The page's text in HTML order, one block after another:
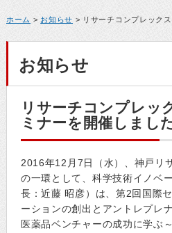
ホーム > お知らせ > リサーチコンプレック
お知らせ
リサーチコンプレッ
ミナーを開催しまし
2016年12月7日（水）、神戸リ
の一環として、科学技術イノベ
長：近藤 昭彦）は、第2回国際
ーションの創出とアントレプレ
医薬品ベンチャーの成功に学ぶ